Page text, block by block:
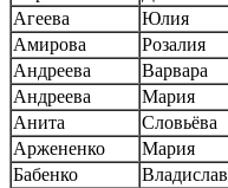
Агеева
Юлия
Амирова
Розалия
Андреева
Варвара
Андреева
Мария
Анита
Словьёва
Аржененко
Мария
Бабенко
Владислав